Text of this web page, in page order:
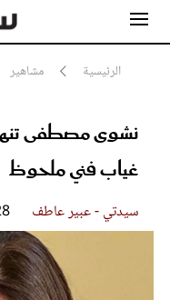
الرئيسية مشاهير
نشوى مصطفى
غياب فني ملحوظ
سيدتي - عبير عاطف 28
مشاهير
جمال
سيدتي وطفلك
لايف ستايل